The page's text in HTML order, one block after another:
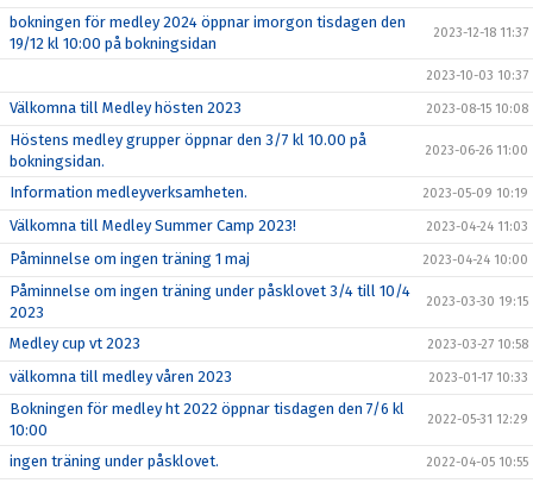
bokningen för medley 2024 öppnar imorgon tisdagen den
19/12 kl 10:00 på bokningsidan
2023-12-18 11:37
2023-10-03 10:37
Välkomna till Medley hösten 2023 2023-08-15 10:08
Höstens medley grupper öppnar den 3/7 kl 10.00 på
bokningsidan.
2023-06-26 11:00
Information medleyverksamheten. 2023-05-09 10:19
Välkomna till Medley Summer Camp 2023! 2023-04-24 11:03
Påminnelse om ingen träning 1 maj 2023-04-24 10:00
Påminnelse om ingen träning under påsklovet 3/4 till 10/4
2023
2023-03-30 19:15
Medley cup vt 2023 2023-03-27 10:58
välkomna till medley våren 2023 2023-01-17 10:33
Bokningen för medley ht 2022 öppnar tisdagen den 7/6 kl
10:00
2022-05-31 12:29
ingen träning under påsklovet. 2022-04-05 10:55